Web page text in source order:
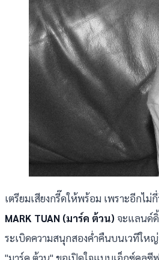
เตรียมเสียงกรี๊ดให้พร้อม เพราะอีกไม่
MARK TUAN (มาร์ค ต้วน) จะแลนด์
ระเบิดความสนุกสองค่ำคืนบนเวทีให